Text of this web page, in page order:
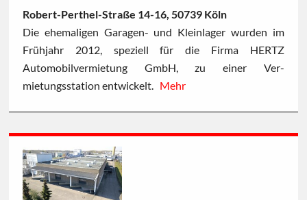
Robert-Perthel-Straße 14-16, 50739 Köln
Die ehemaligen Garagen- und Kleinlager wurden im
Frühjahr 2012, speziell für die Firma HERTZ
Automobilvermietung GmbH, zu einer Ver-
mietungsstation entwickelt. Mehr